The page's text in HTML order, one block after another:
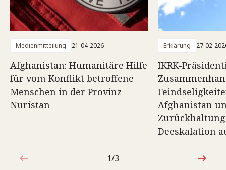
Medienmitteilung 21-04-2026
Afghanistan: Humanitäre Hilfe
für vom Konflikt betroffene
Menschen in der Provinz
Nuristan
Erklärung 27-02-
IKRK-
Afghanistan
Deeskalation
1von3
1/3